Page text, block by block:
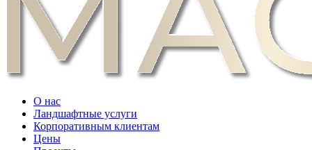
О нас
Ландшафтные услуги
Корпоративным клиентам
Цены